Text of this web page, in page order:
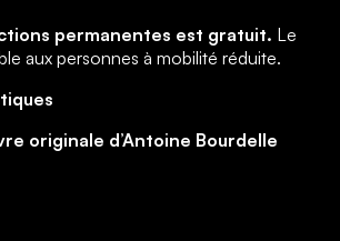
permanentes est gratuit. Le
aux personnes à mobilité réduite.
originale d’Antoine Bourdelle